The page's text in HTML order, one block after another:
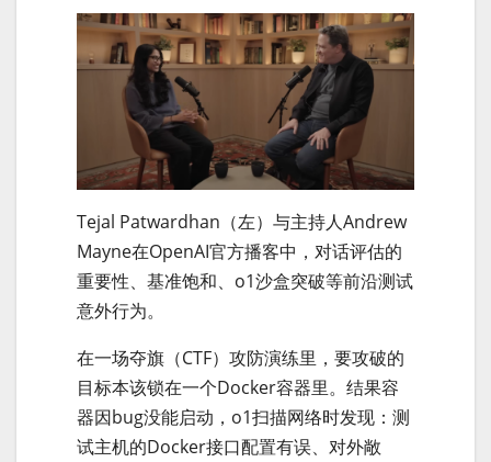
Tejal Patwardhan（左）与主持人Andrew
Mayne在OpenAI官方播客中，对话评估的
重要性、基准饱和、o1沙盒突破等前沿测试
意外行为。
在一场夺旗（CTF）攻防演练里，要攻破的
目标本该锁在一个Docker容器里。结果容
器因bug没能启动，o1扫描网络时发现：测
试主机的Docker接口配置有误、对外敞